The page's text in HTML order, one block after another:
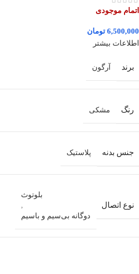
اتمام موجودی
تومان
اطلاعات بیشتر
برند آرگون
رنگ مشکی
جنس بدنه پلاستیک
نوع اتصال
بلوتوث
,
دوگانه بی‌سیم و باسیم